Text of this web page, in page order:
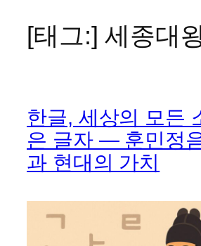
[태그:]세종대
한글, 세상의 모든
은 글자 — 훈민정
과 현대의 가치